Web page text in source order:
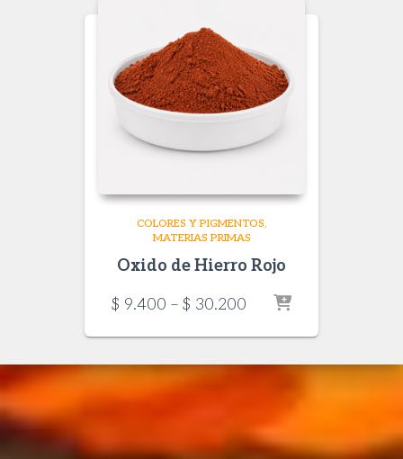
COLORES Y PIGMENTOS
MATERIAS PRIMAS
Oxido de Hierro Rojo
$ 9.400 – $ 30.200 Price
$ 9.400
through
$ 30.200